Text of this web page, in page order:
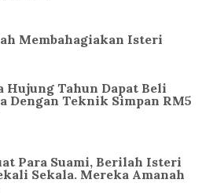
Membahagiakan Isteri
Hujung Tahun Dapat Beli
Dengan Teknik Simpan RM5
Para Suami, Berilah Isteri
Sekala. Mereka Amanah